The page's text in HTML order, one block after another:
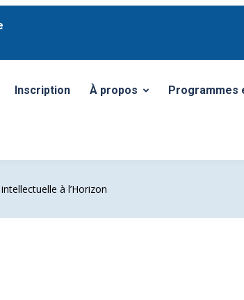
Inscription À propos
Ouvrir/Fermer le sous-menu
Programmes
à l’Horizon